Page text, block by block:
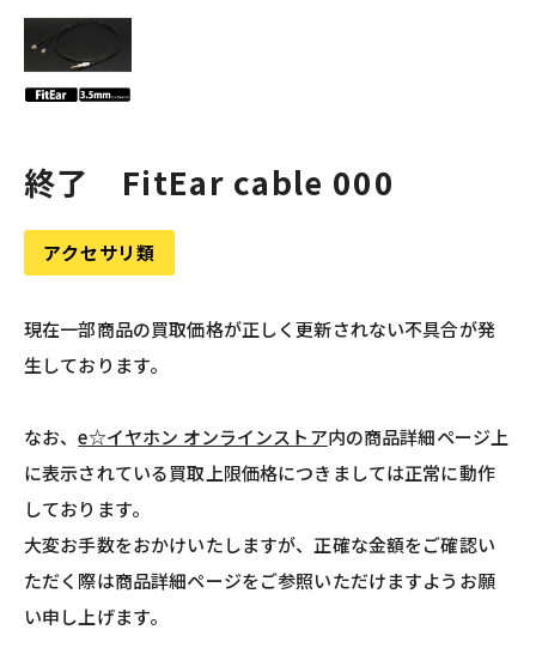
終了 FitEar cable 000
アクセサリ類
現在一部商品の買取価格が正しく更新されない不具合が発
生しております。
なお、e☆イヤホン オンラインストア内の商品詳細ページ上
に表示されている買取上限価格につきましては正常に動作
しております。
大変お手数をおかけいたしますが、正確な金額をご確認い
ただく際は商品詳細ページをご参照いただけますようお願
い申し上げます。